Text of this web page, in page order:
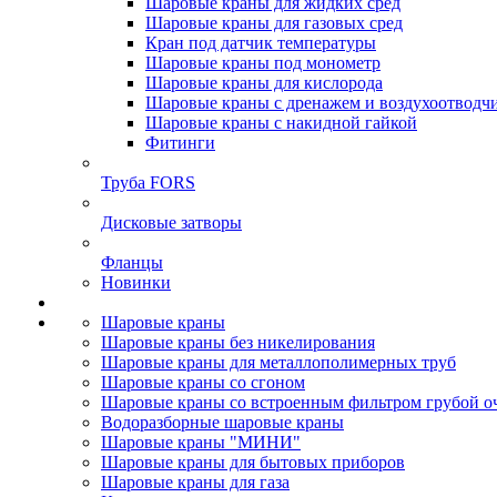
Шаровые краны для газовых сред
Кран под датчик температуры
Шаровые краны под монометр
Шаровые краны для кислорода
Шаровые краны с дренажем и
Шаровые краны с накидной гайкой
Фитинги
Труба FORS
Дисковые затворы
Фланцы
Новинки
Шаровые краны
Шаровые краны без никелирования
Шаровые краны для металлополимерных труб
Шаровые краны со сгоном
Шаровые краны со встроенным фильтром грубой
Водоразборные шаровые краны
Шаровые краны "МИНИ"
Шаровые краны для бытовых приборов
Шаровые краны для газа